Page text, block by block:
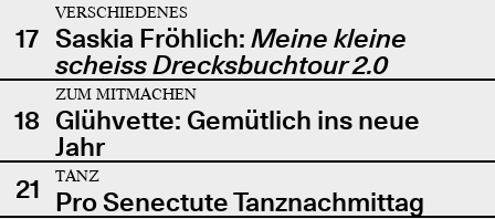
17
VERSCHIEDENES
Saskia Fröhlich: Meine kleine
scheiss Drecksbuchtour 2.0
18
ZUM MITMACHEN
Glühvette: Gemütlich ins neue
Jahr
21
TANZ
Pro Senectute Tanznachmittag